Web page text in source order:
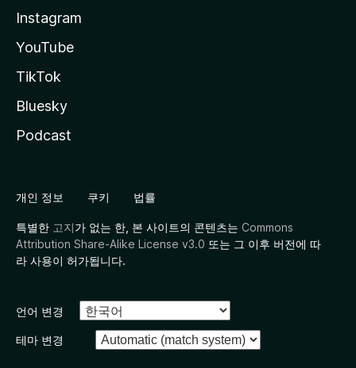
Instagram
YouTube
TikTok
Bluesky
Podcast
개인 정보 쿠키 법률
특별한 고지가 없는 한, 본 사이트의 콘텐츠는 Commons
Attribution Share-Alike License v3.0 또는 그 이후 버전에 따
라 사용이 허가됩니다.
언어 변경
테마 변경